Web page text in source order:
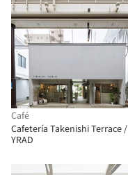
Café
Cafetería Takenishi Terrace /
YRAD